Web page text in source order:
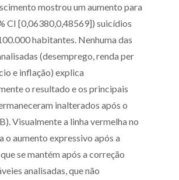
mostrou um aumento para
CI [0,06380,0,48569]) suicídios
habitantes. Nenhuma das
(desemprego, renda per
e inflação) explica
o resultado e os principais
inalterados após o
Visualmente a linha vermelha no
o aumento expressivo após a
se mantém após a correção
analisadas, que não